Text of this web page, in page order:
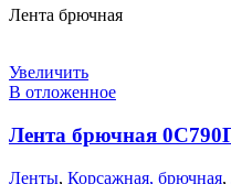
Лента брючная
Увеличить
В отложенное
Лента брючная
Ленты, Корсажная, брючная,